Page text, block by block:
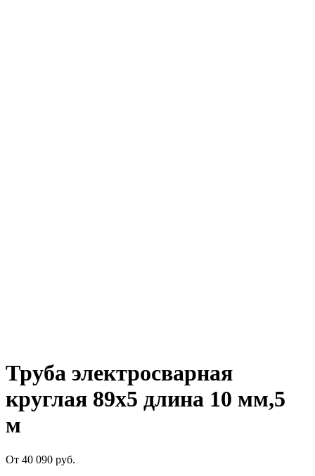
Труба электросварная
круглая 89х5 длина 10 мм,5
м
От 40 090 руб.